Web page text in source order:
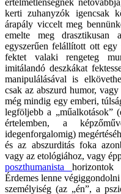
kerti zuhanyzók igencsak
árapály viccelt meg
emelte meg drasztikusan
egyszerűen felállított ott
fektet valaki rengeteg
imitálandó deszkákat
manipulálásával is
csak az abszurd humor,
még mindig egy emberi,
legföljebb a „műalkotások”
értelemben, a
idegenforgalomig)
és az abszurditás foka
vagy az etológiához, vagy
poszthumanista
Érdemes lenne
személyiség (az „én”, a